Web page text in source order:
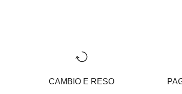
CAMBIO E RESO